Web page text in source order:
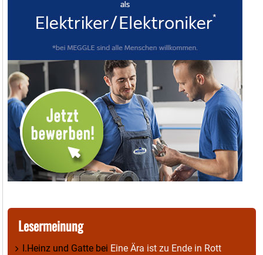
Lesermeinung
I.Heinz und Gatte bei Eine Ära ist zu Ende in Rott